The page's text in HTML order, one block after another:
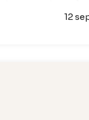
tientallen12